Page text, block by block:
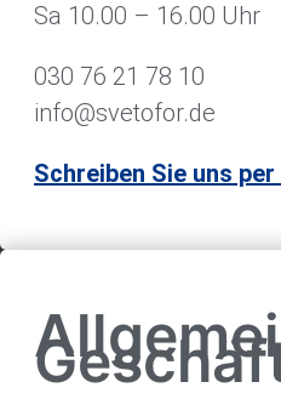
Sa 10.00 – 16.00 Uhr
030 76 21 78 10
info@svetofor.de
Schreiben Sie uns